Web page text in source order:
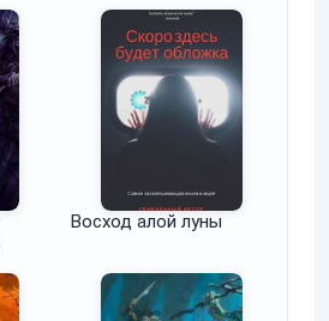
Восход алой луны